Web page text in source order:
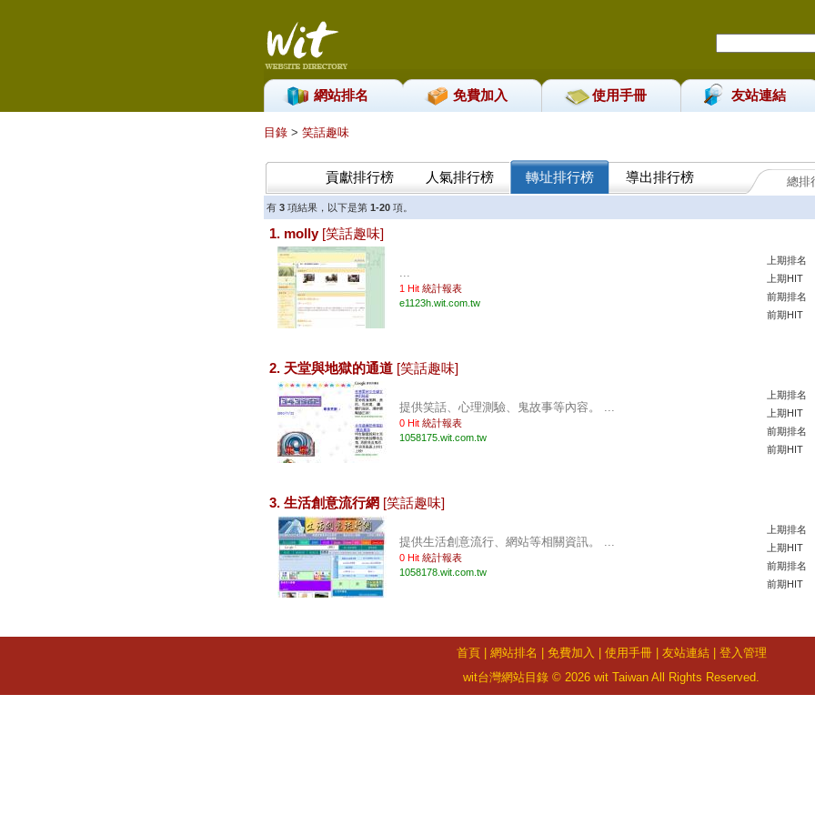
網站排名 免費加入 使用手冊 友站連結
目錄 > 笑話趣味
貢獻排行榜 人氣排行榜 轉址排行榜 導出排行榜 總排
有 3 項結果，以下是第 1-20項。
1. molly [笑話趣味]
...
1 Hit 統計報表
e1123h.wit.com.tw
上期排名
上期HIT
前期排名
前期HIT
2. 天堂與地獄的通道 [笑話趣味]
提供笑話、心理測驗、鬼故事等內容。 ...
0 Hit 統計報表
1058175.wit.com.tw
上期排名
上期HIT
前期排名
前期HIT
3. 生活創意流行網 [笑話趣味]
提供生活創意流行、網站等相關資訊。 ...
0 Hit 統計報表
1058178.wit.com.tw
上期排名
上期HIT
前期排名
前期HIT
首頁| 網站排名 免費加入 使用手冊| 友站連結| 登入管理
wit台灣網站目錄 © 2026 wit Taiwan All Rights Reserved.